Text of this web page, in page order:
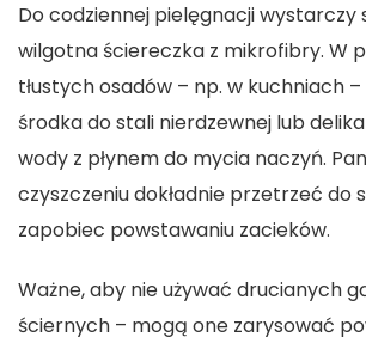
Do codziennej pielęgnacji wystarczy
wilgotna ściereczka z mikrofibry. W
tłustych osadów – np. w kuchniach
środka do stali nierdzewnej lub
wody z płynem do mycia naczyń.
czyszczeniu dokładnie przetrzeć do
zapobiec powstawaniu zacieków.
Ważne, aby nie używać drucianych
ściernych – mogą one zarysować